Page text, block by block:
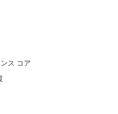
ス コア